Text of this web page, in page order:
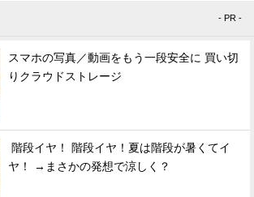
- PR -
スマホの写真／動画をもう一段安全に 買い切
りクラウドストレージ
階段イヤ！ 階段イヤ！夏は階段が暑くてイ
ヤ！ →まさかの発想で涼しく？